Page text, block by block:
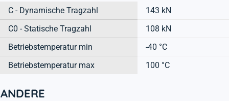
C - Dynamische Tragzahl
143 kN
C0 - Statische Tragzahl
108 kN
Betriebstemperatur min
-40 °C
Betriebstemperatur max
100 °C
ANDERE